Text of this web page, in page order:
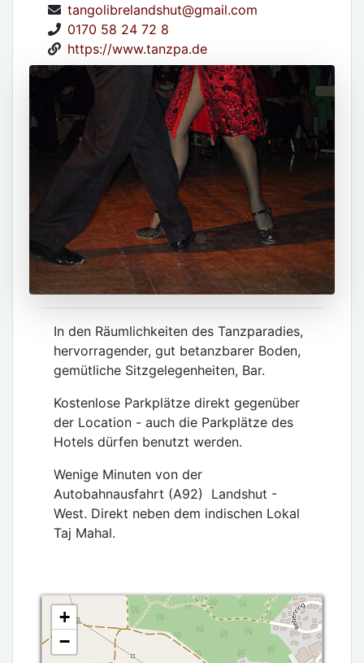
tangolibrelandshut@gmail.com
0170 58 24 72 8
https://www.tanzpa.de
In den Räumlichkeiten des Tanzparadies,
hervorragender, gut betanzbarer Boden,
gemütliche Sitzgelegenheiten, Bar.
Kostenlose Parkplätze direkt gegenüber
der Location - auch die Parkplätze des
Hotels dürfen benutzt werden.
Wenige Minuten von der
Autobahnausfahrt (A92) Landshut -
West. Direkt neben dem indischen Lokal
Taj Mahal.
+
−